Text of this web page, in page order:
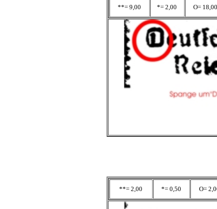
**= 9,00 *= 2,00 O=
**= 2,00 *= 0,50 O=